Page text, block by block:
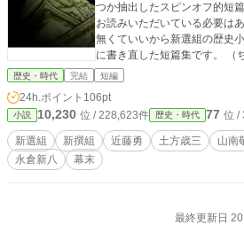
つか抽出したスピンオフ的短
お読みいただいている必要はありません。
無くていいから新選組の歴史
に書き直した短篇集です。 （
は作ってあります） 楽しんでいただけますように。
歴史・時代 完結 短編
24h.ポイント 106pt
小説 10,230 位 / 228,623件 歴史・時代 77 位 /
新選組 新撰組 近藤勇 土方歳三 山南
永倉新八
幕末
最終更新日